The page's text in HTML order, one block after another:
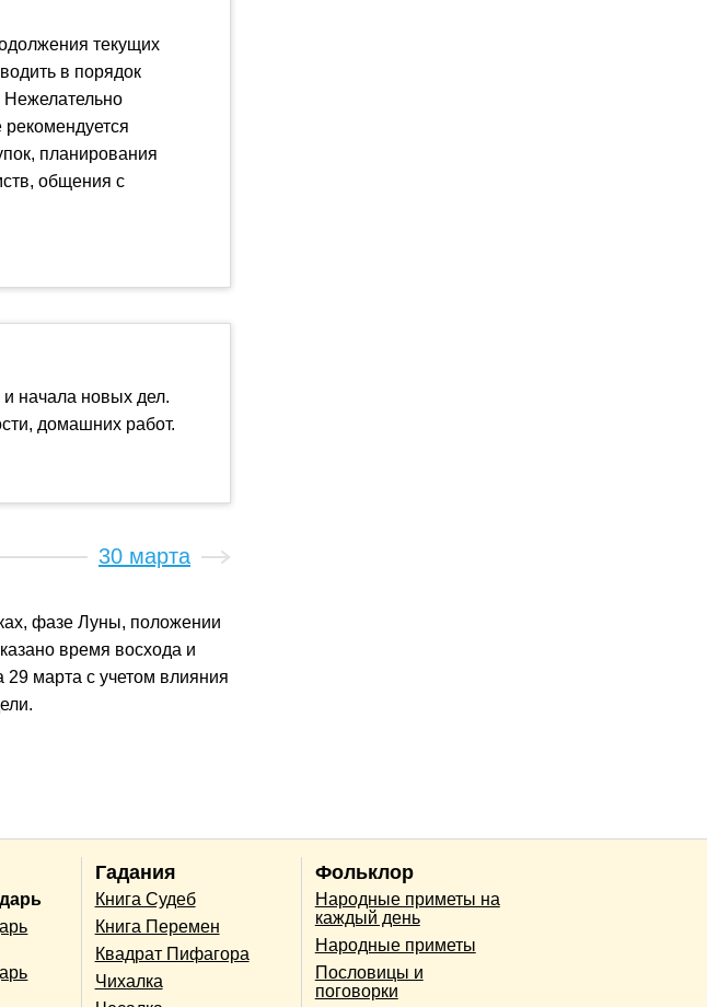
текущих
в порядок
Нежелательно
планирования
общения с
начала новых дел.
домашних работ.
30 марта
фазе Луны, положении
время восхода и
марта с учетом влияния
Гадания
Книга Судеб
Книга Перемен
Квадрат Пифагора
Чихалка
Фольклор
Народные приметы на
каждый день
Народные приметы
Пословицы и
поговорки